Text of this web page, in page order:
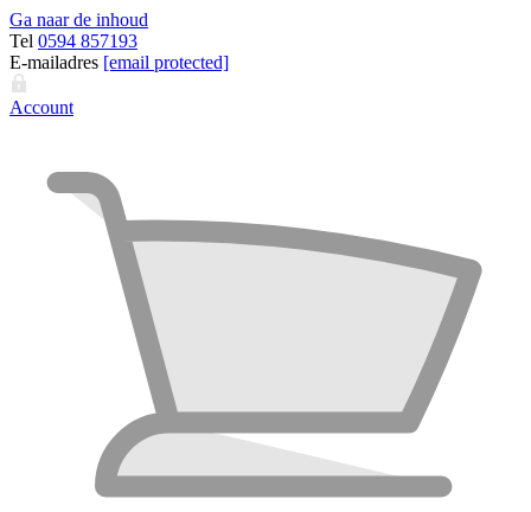
Ga naar de inhoud
Tel 0594 857193
E-mailadres [email protected]
Account